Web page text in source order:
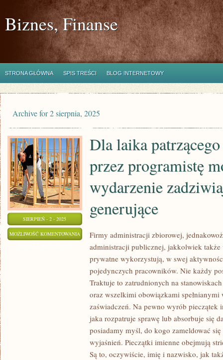
Biznes, Finanse
STRONA GŁÓWNA SPIS TREŚCI BLOG INTERNETOWY
Archive for 2 sierpnia, 2025
SIERPIEŃ - 2 - 2025
MOŻLIWOŚĆ KOMENTOWANIA
LAIKA
PATRZĄCEGO
SZYFROWANE
PRZEZ
PROGRAMISTĘ
MOŻE
WYDARZENIE
Dla laika
przez programistę
wydarzenie
generujące
Firmy administracji zbiorowej,
administracji publicznej, jakkolwiek
prywatne wykorzystują, w swej
pojedynczych pracowników. Nie każdy
Traktuje to zatrudnionych na
oraz wszelkimi obowiązkami
zaświadczeń. Na pewno wyrób pieczątek
jaka rozpatruje sprawę lub absorbuje się
posiadamy myśl, do kogo zameldować
wyjaśnień. Pieczątki imienne obejmują
Są to, oczywiście, imię i nazwisko, jak